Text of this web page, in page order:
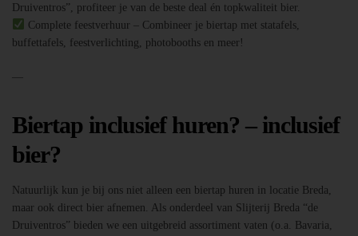
Druiventros”, profiteer je van de beste deal én topkwaliteit bier.
Complete feestverhuur – Combineer je biertap met statafels,
buffettafels, feestverlichting, photobooths en meer!
—
Biertap inclusief huren? – inclusief
bier?
Natuurlijk kun je bij ons niet alleen een biertap huren in locatie Breda,
maar ook direct bier afnemen. Als onderdeel van Slijterij Breda “de
Druiventros” bieden we een uitgebreid assortiment vaten (o.a. Bavaria,